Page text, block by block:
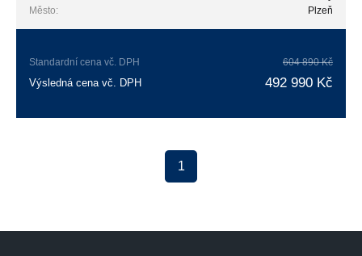
Město:
Plzeň
Standardní cena vč. DPH 604 890 Kč
Výsledná cena vč. DPH 492 990 Kč
1